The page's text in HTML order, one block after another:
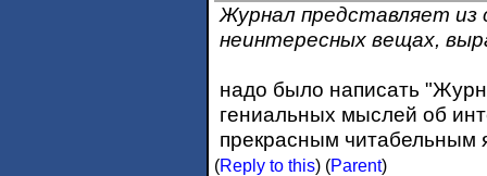
Журнал представляет из
неинтересных вещах,
надо было написать
гениальных мыслей об
прекрасным читабельным
(Reply to this) (Parent)